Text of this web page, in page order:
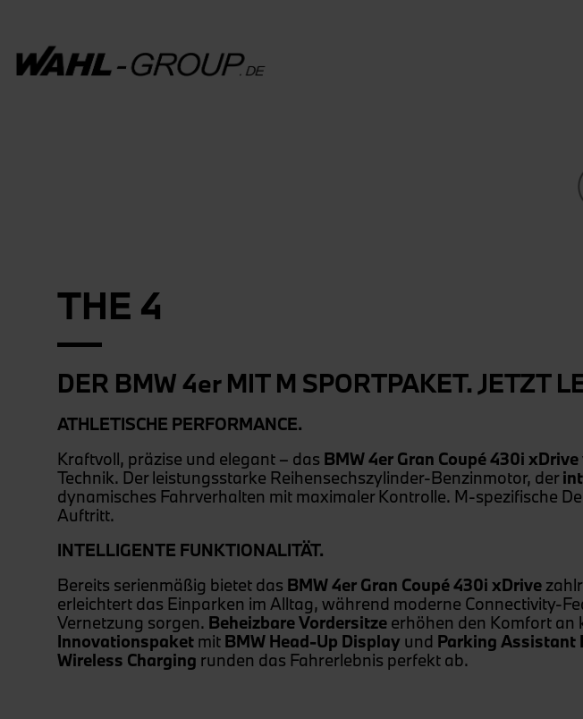
THE 4
DER BMW 4er MIT M SPORTPAKET. JETZT
ATHLETISCHE PERFORMANCE.
Kraftvoll, präzise und elegant – das BMW 4er Gran Coupé 430i xDrive
Technik. Der leistungsstarke Reihensechszylinder-Benzinmotor, der
dynamisches Fahrverhalten mit maximaler Kontrolle. M-spezifische
Auftritt.
INTELLIGENTE FUNKTIONALITÄT.
Bereits serienmäßig bietet das BMW 4er Gran Coupé 430i xDrive
erleichtert das Einparken im Alltag, während moderne Connectivity-
Vernetzung sorgen. Beheizbare Vordersitze erhöhen den Komfort an
Innovationspaket mit BMW Head-Up Display und Parking Assistant
Wireless Charging runden das Fahrerlebnis perfekt ab.